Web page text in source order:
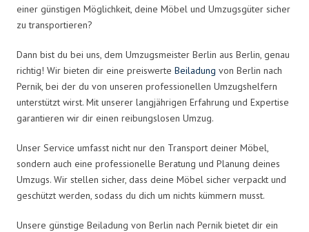
einer günstigen Möglichkeit, deine Möbel und Umzugsgüter sicher
zu transportieren?
Dann bist du bei uns, dem Umzugsmeister Berlin aus Berlin, genau
richtig! Wir bieten dir eine preiswerte Beiladung von Berlin nach
Pernik, bei der du von unseren professionellen Umzugshelfern
unterstützt wirst. Mit unserer langjährigen Erfahrung und Expertise
garantieren wir dir einen reibungslosen Umzug.
Unser Service umfasst nicht nur den Transport deiner Möbel,
sondern auch eine professionelle Beratung und Planung deines
Umzugs. Wir stellen sicher, dass deine Möbel sicher verpackt und
geschützt werden, sodass du dich um nichts kümmern musst.
Unsere günstige Beiladung von Berlin nach Pernik bietet dir ein